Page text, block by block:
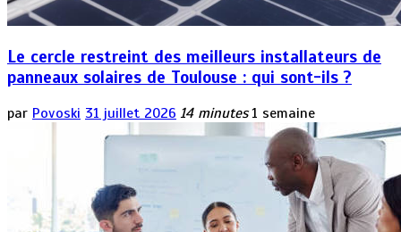
Le cercle restreint des meilleurs installateurs de
panneaux solaires de Toulouse : qui sont-ils ?
par Povoski 31 juillet 2026 14 minutes 1 semaine